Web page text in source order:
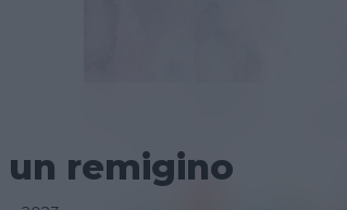
un remigino